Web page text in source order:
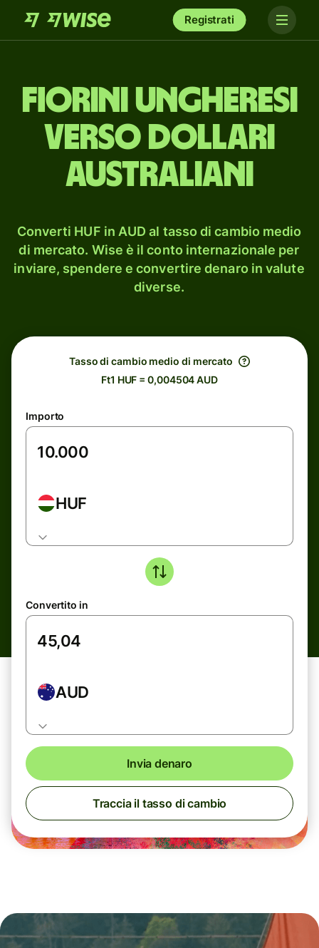
Registrati
fiorini ungheresi
verso dollari
australiani
Converti HUF in AUD al tasso di cambio medio
di mercato. Wise è il conto internazionale per
inviare, spendere e convertire denaro in valute
diverse.
Tasso di cambio medio di mercato
Ft1 HUF = 0,004504 AUD
Importo
HUF
Convertito in
AUD
Invia denaro
Traccia il tasso di cambio